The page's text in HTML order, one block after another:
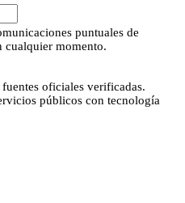
puntuales de
cualquier momento.
oficiales verificadas.
públicos con tecnología